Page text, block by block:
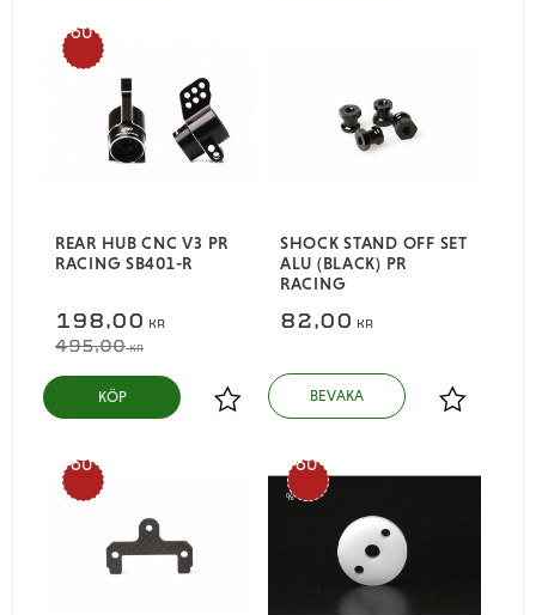
REAR HUB CNC V3 PR
RACING SB401-R
198,00 KR
495,00KR
60
%
Lägg till i favoriter
KÖP
SHOCK STAND OFF SET
ALU (BLACK) PR
RACING
82,00 KR
Lägg till i
60
%
60
%